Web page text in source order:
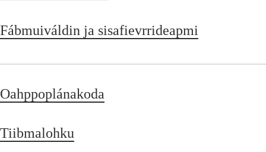
Fábmuiváldin ja sisafievrrideapmi
Oahppoplánakoda
Tiibmalohku